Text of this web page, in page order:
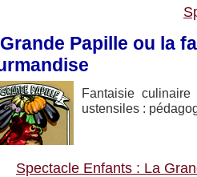
Papille ou la
Fantaisie
ustensiles :
Spectacle Enfants : La